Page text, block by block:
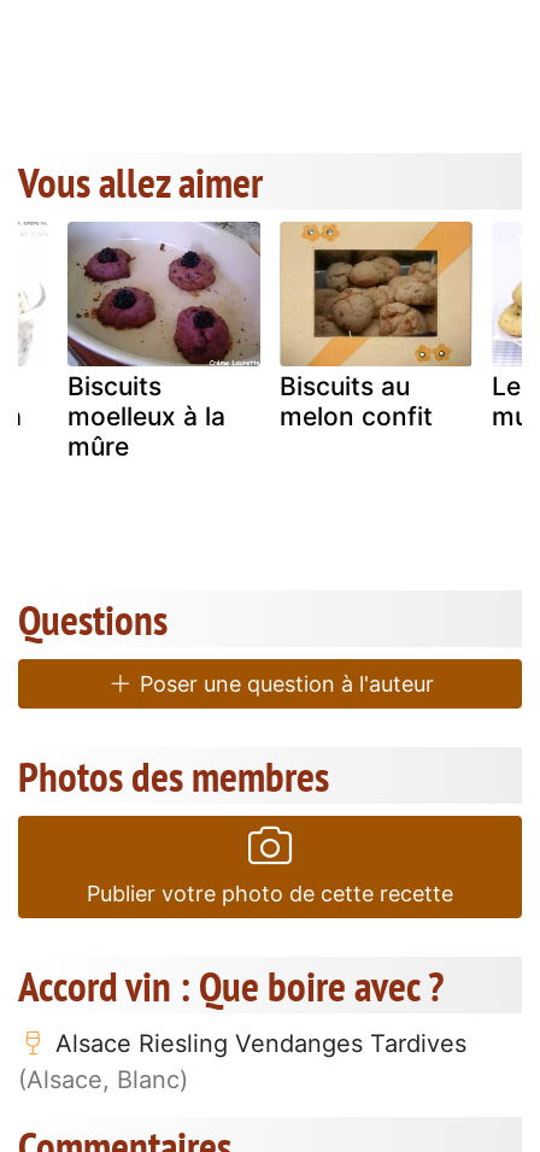
Vous allez aimer
Biscuits
moelleux à la
mûre
Biscuits au
melon confit
Questions
Poser une question à l'auteur
Photos des membres
Publier votre photo de cette recette
Accord vin : Que boire avec ?
Alsace Riesling Vendanges Tardives
(Alsace, Blanc)